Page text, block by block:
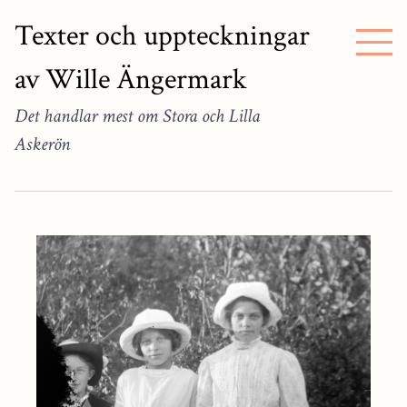
Texter och uppteckningar
av Wille Ängermark
Det handlar mest om Stora och Lilla
Askerön